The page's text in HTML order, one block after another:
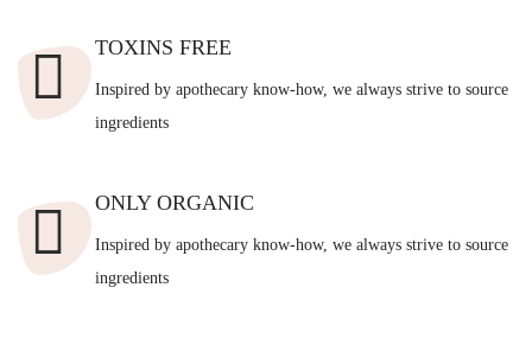
TOXINS FREE
Inspired by apothecary know-how, we always strive to source
ingredients
ONLY ORGANIC
Inspired by apothecary know-how, we always strive to source
ingredients